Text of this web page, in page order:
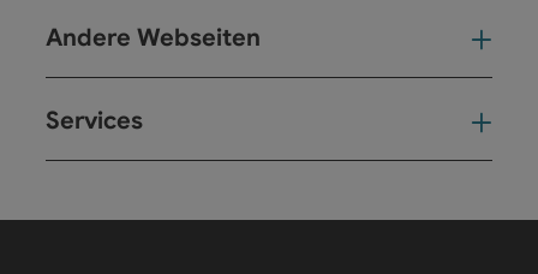
Andere Webseiten
Services